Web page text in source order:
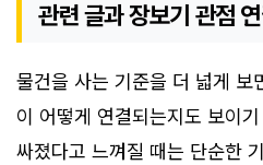
관련 글과 장보기 관점
물건을 사는 기준을 더 넓게 보
이 어떻게 연결되는지도 보이
싸졌다고 느껴질 때는 단순한